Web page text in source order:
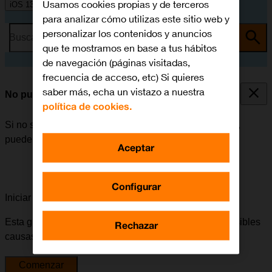
iOS 13.1
Busca por problema o tema
No puedo iniciar mi móvil
Si no se puede iniciar el móvil después de encenderlo,
puede haber varias causas al problema.
Iniciar la guía para solucionar tu problema
Esta guía te va a conducir a través de una serie de posibles
causas y soluciones al problema.
Comenzar
Usamos cookies propias y de terceros
para analizar cómo utilizas este sitio web y
personalizar los contenidos y anuncios
que te mostramos en base a tus hábitos
de navegación (páginas visitadas,
frecuencia de acceso, etc) Si quieres
saber más, echa un vistazo a nuestra
política de cookies.
Configurar
Rechazar
Aceptar